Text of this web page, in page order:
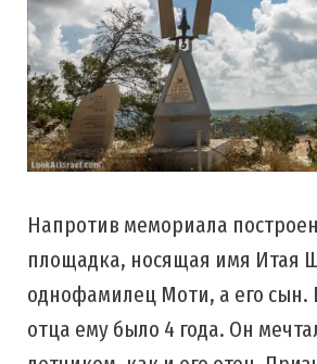
Напротив мемориала
площадка, носящая имя Итая
однофамилец Моти, а его сын.
отца ему было 4 года. Он